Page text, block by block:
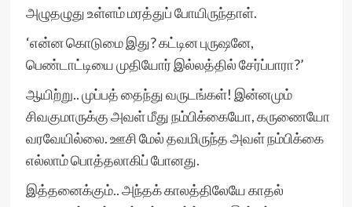
அழுதழுது உள்ளம் மரத்துப் போயிருந்தாள்.
‘என்ன கொடுமை இது? கட்டின புருஷனே,
பெண்டாட்டியை முதியோர் இல்லத்தில் சேர்ப்பாரா?’
ஆயிற்று.. முப்பத் தைந்து வருடங்கள்! இன்னமும்
சிவகுமாருக்கு அவள் மீது நம்பிக்கையோ, கருணையோ
வரவேயில்லை. ஊசி மேல் தவமிருந்த அவள் நம்பிக்கை
எல்லாம் பொத்தலாகிப் போனது.
இத்தனைக்கும்.. அந்தக் காலத்திலேயே காதல்